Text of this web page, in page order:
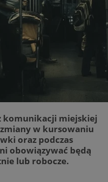
komunikacji miejskiej
w kursowaniu
oraz podczas
obowiązywać będą
lub robocze.